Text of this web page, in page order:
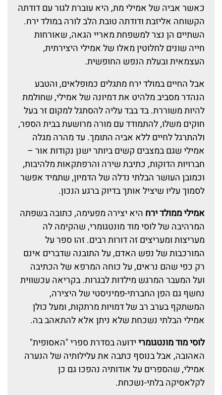
כאשר אביה של אמילי מת, היא עוברת לגור עם דודתה
הקשוחה אליזבת ודודתה טובת הלב לורה במולד ירח.
השתיים הן נצר למשפחת מאריי הגאה, שאורחות
חייה שונים לחלוטין מאלו של אמילי היצירתית,
העצמאית ובעלת הנפש החופשית.
אבל החיים במולד ירח מתגלים כמופלאים, והטבע
הנהדר מסביב מלהיט את דמיונה של אמילי, שחולמת
להיות משוררת. בד בבד עליה להסתגל למקום זר בעל
חוקים משלו, להתמודד עם מורה מרושעת בבית הספר,
ולהתרגל לחיים ללא אביה התומך. עד מהרה מגלה
אמילי שגם במצבים קשים ביותר ישנן נקודות אור –
חברויות הדוקות, כתיבת שירה והרפתקאות מלהיבות,
וכמובן העושר הבלתי נדלה של הדמיון, שתמיד אפשר
לסמוך עליו שיציל אותך בדיוק ברגע הנכון.
אמילי ממולד ירח היא יצירה מפעימה, כתובה בשפתה
המרהיבה של לוסי מוד מונטגומרי, שהקימה לה
מעריצות ומעריצים זה דורות רבים. זהו ספר על
המורכבות של נפש האדם, על התובנה שדברים אינם
רק כפי שהם נראים, על כוחה המרפא של הכתיבה
ועל המעבר המרגש מילדות לבגרות. בקריאה עכשווית
נחשף גם הפן החברתי-פמיניסטי של היצירה,
המשתקף בערב רב של דמויות מרתקות, ומעל כולן
אמילי הבלתי נשכחת שלא ניתן אלא להתאהב בה.
לוסי מוד מונטגומריידועה בסדרת ספרי "האסופית"
האהובה, אבל בנוסף כתבה את עלילותיה של הנערה
אמילי, שהספרים על אודותיה נהפכו גם כן
לקלאסיקה בלתי-נשכחת.